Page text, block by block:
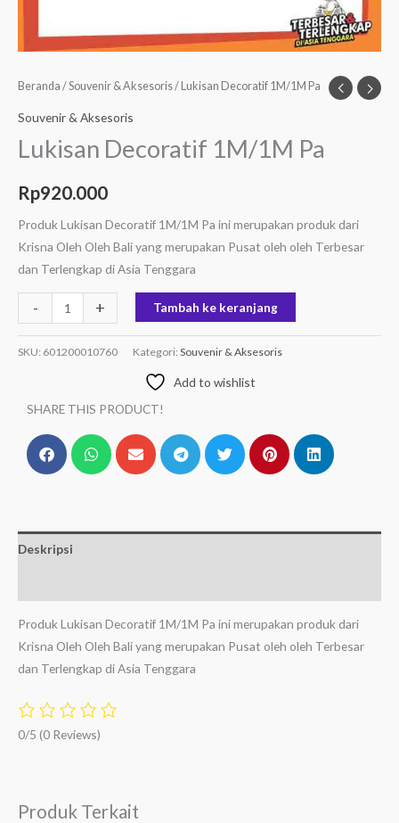
Beranda /Souvenir & Aksesoris/ Lukisan Decoratif 1M/1M Pa
Souvenir & Aksesoris
Lukisan Decoratif 1M/1M Pa
Rp920.000
Produk Lukisan Decoratif 1M/1M Pa ini merupakan produk dari
Krisna Oleh Oleh Bali yang merupakan Pusat oleh oleh Terbesar
dan Terlengkap di Asia Tenggara
- + Tambah ke keranjang
SKU: 601200010760 Kategori: Souvenir & Aksesoris
Add to wishlist
SHARE THIS PRODUCT!
Deskripsi
Produk Lukisan Decoratif 1M/1M Pa ini merupakan produk dari
Krisna Oleh Oleh Bali yang merupakan Pusat oleh oleh Terbesar
dan Terlengkap di Asia Tenggara
0/5 (0 Reviews)
Produk Terkait